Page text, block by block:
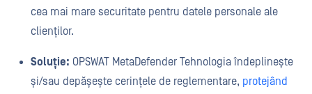
cea mai mare securitate pentru datele personale ale
clienților.
Soluție: OPSWAT MetaDefender Tehnologia îndeplinește
și/sau depășește cerințele de reglementare, protejând